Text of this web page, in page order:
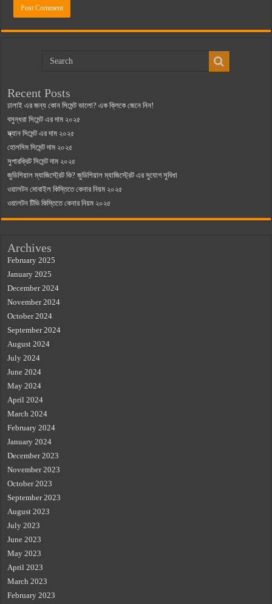
Recent Posts
ঢালাই এর জন্য কোন সিমেন্ট ভালো? এক ক্লিকে জেনে নিন!
বসুন্ধরা সিমেন্ট এর দাম ২০২৫
স্ক্যান সিমেন্ট এর দাম ২০২৫
হোলসিম সিমেন্ট দাম ২০২৫
সুপারক্রিট সিমেন্ট দাম ২০২৫
জুডিশিয়াল ম্যাজিস্ট্রেট কি? জুডিশিয়াল ম্যাজিস্ট্রেট এর সুযোগ সুবিধা
ওয়ালটন মোবাইল কিস্তিতে কেনার নিয়ম ২০২৫
ওয়ালটন টিভি কিস্তিতে কেনার নিয়ম ২০২৫
Archives
February 2025
January 2025
December 2024
November 2024
October 2024
September 2024
August 2024
July 2024
June 2024
May 2024
April 2024
March 2024
February 2024
January 2024
December 2023
November 2023
October 2023
September 2023
August 2023
July 2023
June 2023
May 2023
April 2023
March 2023
February 2023